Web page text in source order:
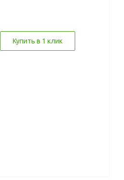
Купить в 1 клик